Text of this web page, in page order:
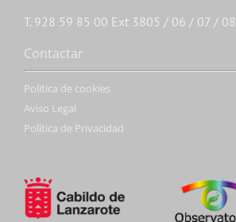
T. 928 59 85 00 Ext 3805 / 06 / 07 / 08
Contactar
Politica de cookies
Aviso Legal
Política de Privacidad